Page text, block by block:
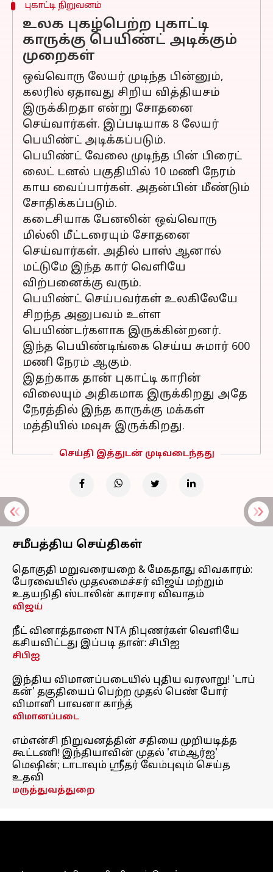
புகாட்டி நிறுவனம்
உலக புகழ்பெற்ற புகாட்டி
காருக்கு பெயிண்ட் அடிக்கும்
முறைகள்
ஒவ்வொரு லேயர் முடிந்த பின்னும்,
கலரில் ஏதாவது சிறிய வித்தியசம்
இருக்கிறதா என்று சோதனை
செய்வார்கள். இப்படியாக 8 லேயர்
பெயிண்ட் அடிக்கப்படும்.
பெயிண்ட் வேலை முடிந்த பின் பிரைட்
லைட் டனல் பகுதியில் 10 மணி நேரம்
காய வைப்பார்கள். அதன்பின் மீண்டும்
சோதிக்கப்படும்.
கடைசியாக பேனலின் ஒவ்வொரு
மில்லி மீட்டரையும் சோதனை
செய்வார்கள். அதில் பாஸ் ஆனால்
மட்டுமே இந்த கார் வெளியே
விற்பனைக்கு வரும்.
பெயிண்ட் செய்பவர்கள் உலகிலேயே
சிறந்த அனுபவம் உள்ள
பெயிண்டர்களாக இருக்கின்றனர்.
இந்த பெயிண்டிங்கை செய்ய சுமார் 600
மணி நேரம் ஆகும்.
இதற்காக தான் புகாட்டி காரின்
விலையும் அதிகமாக இருக்கிறது அதே
நேரத்தில் இந்த காருக்கு மக்கள்
மத்தியில் மவுசு இருக்கிறது.
செய்தி இத்துடன் முடிவடைந்தது
சமீபத்திய செய்திகள்
தொகுதி மறுவரையறை & மேகதாது விவகாரம்:
பேரவையில் முதலமைச்சர் விஜய் மற்றும்
உதயநிதி ஸ்டாலின் காரசார விவாதம்
விஜய்
நீட் வினாத்தாளை NTA நிபுணர்கள் வெளியே
கசியவிட்டது இப்படி தான்: சிபிஐ
சிபிஐ
இந்திய விமானப்படையில் புதிய வரலாறு! 'டாப்
கன்' தகுதியைப் பெற்ற முதல் பெண் போர்
விமானி பாவனா காந்த்
விமானப்படை
எம்என்சி நிறுவனத்தின் சதியை முறியடித்த
கூட்டணி! இந்தியாவின் முதல் 'எம்ஆர்ஐ'
மெஷின்; டாடாவும் ஸ்ரீதர் வேம்புவும் செய்த
உதவி
மருத்துவத்துறை